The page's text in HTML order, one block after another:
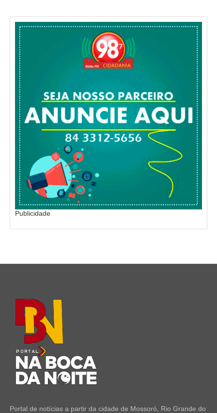
Publicidade
Portal de notícias a partir da cidade de Mossoró, Rio Grande do